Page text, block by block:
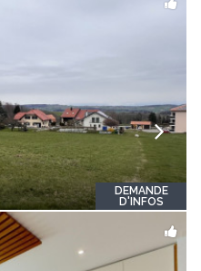
DEMANDE
D'INFOS